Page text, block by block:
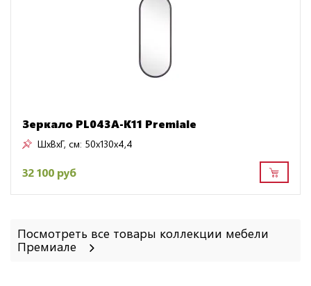
Зеркало PL043A-K11 Premiale
ШxВxГ, см: 50x130x4,4
32 100 руб
Посмотреть все товары коллекции мебели
Премиале